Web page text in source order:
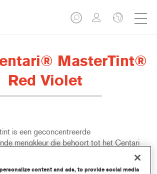
MasterTint®
Red Violet
is een geconcentreerde
mengkleur die behoort tot het Centari
gamma.
content and ads, to provide social media